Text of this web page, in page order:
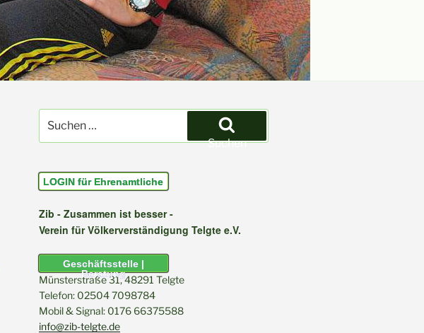
nach:
Suchen
LOGIN für Ehrenamtliche
Zib - Zusammen ist besser -
Verein für Völkerverständigung Telgte e.V.
Geschäftsstelle |
Beratung
Münsterstraße 31, 48291 Telgte
Telefon: 02504 7098784
Mobil & Signal: 0176 66375588
info@zib-telgte.de